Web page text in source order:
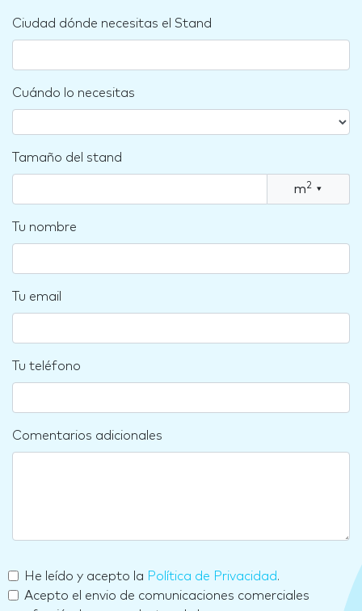
Ciudad dónde necesitas el Stand
Cuándo lo necesitas
Tamaño del stand
m2 ▾
Tu nombre
Tu email
Tu teléfono
Comentarios adicionales
He leído y acepto la Política de Privacidad.
Acepto el envio de comunicaciones comerciales